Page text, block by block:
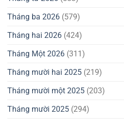
Tháng ba 2026 (579)
Tháng hai 2026 (424)
Tháng Một 2026 (311)
Tháng mười hai 2025 (219)
Tháng mười một 2025 (203)
Tháng mười 2025 (294)